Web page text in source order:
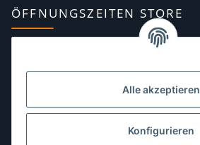
Alle akzeptieren
Konfigurieren
ÖFFNUNGSZEITEN STORE
10:00–13:00, 14:00–18:00 Uhr
Dienstag:10:00–13:00, 14:00–16:00 Uhr
10:00–13:00 Uhr